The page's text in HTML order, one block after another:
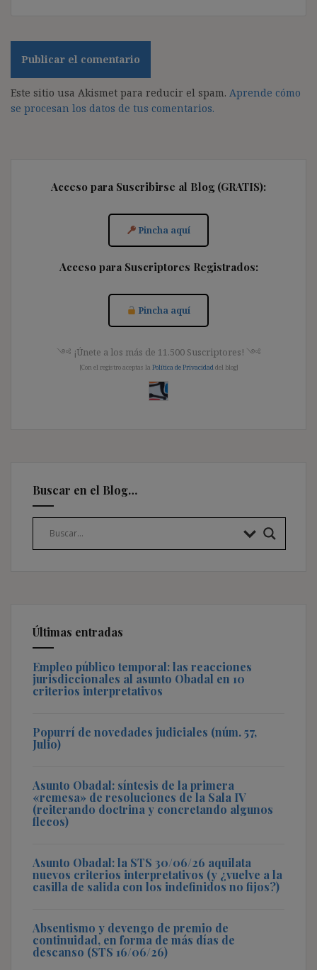
Este sitio usa Akismet para reducir el spam. Aprende cómo
se procesan los datos de tus comentarios.
Acceso para Suscribirse al Blog (GRATIS):
Pincha aquí
Acceso para Suscriptores Registrados:
Pincha aquí
༺ ¡Únete a los más de 11.500 Suscriptores! ༺
[Con el registro aceptas la Política de Privacidad del blog]
Buscar en el Blog…
Últimas entradas
Empleo público temporal: las reacciones
jurisdiccionales al asunto Obadal en 10
criterios interpretativos
Popurrí de novedades judiciales (núm. 57,
Julio)
Asunto Obadal: síntesis de la primera
«remesa» de resoluciones de la Sala IV
(reiterando doctrina y concretando algunos
flecos)
Asunto Obadal: la STS 30/06/26 aquilata
nuevos criterios interpretativos (y ¿vuelve a la
casilla de salida con los indefinidos no fijos?)
Absentismo y devengo de premio de
continuidad, en forma de más días de
descanso (STS 16/06/26)